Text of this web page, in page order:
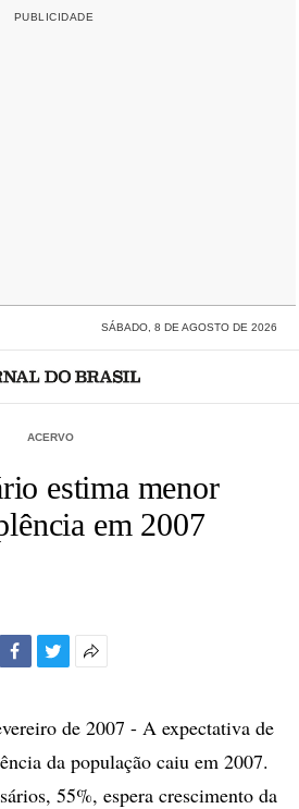
SÁBADO, 8 DE AGOSTO DE 2026
ACERVO
estima menor
em 2007
compartilhamento
de 2007 - A expectativa de
da população caiu em 2007.
55%, espera crescimento da